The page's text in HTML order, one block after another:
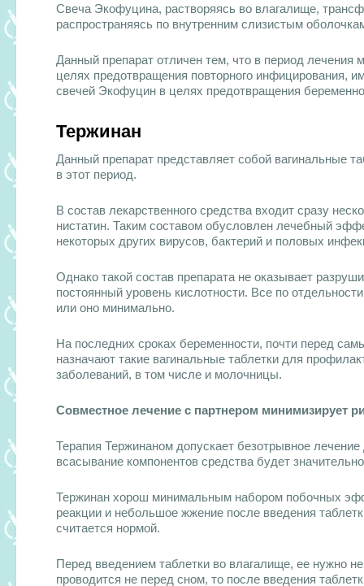
Свеча Экофуцина, растворяясь во влагалище,
распространяясь по внутренним слизистым
Данный препарат отличен тем, что в период лечения
целях предотвращения повторного инфицирования,
свечей Экофуцин в целях предотвращения
Тержинан
Данный препарат представляет собой вагинальные
в этот период.
В состав лекарственного средства входит сразу
нистатин. Таким составом обусловлен лечебный
некоторых других вирусов, бактерий и половых
Однако такой состав препарата не оказывает
постоянный уровень кислотности. Все по
или оно минимально.
На последних сроках беременности, почти перед
назначают такие вагинальные таблетки для
заболеваний, в том числе и молочницы.
Совместное лечение с партнером минимизирует
Терапия Тержинаном допускает безотрывное
всасывание компонентов средства будет
Тержинан хорош минимальным набором побочных
реакции и небольшое жжение после введения
считается нормой.
Перед введением таблетки во влагалище, ее нужно
проводится не перед сном, то после введения